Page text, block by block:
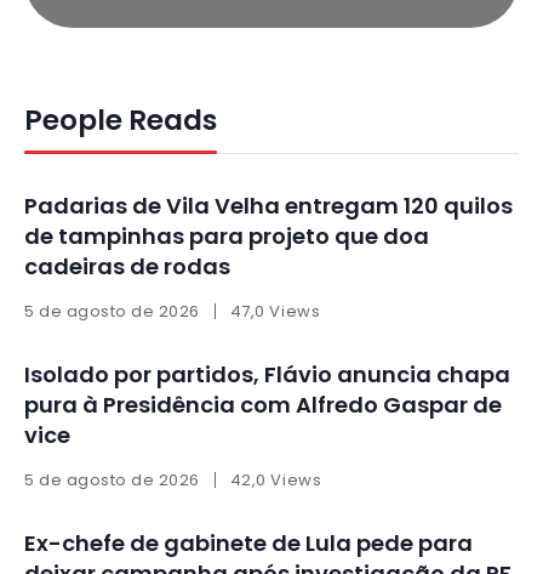
People Reads
Padarias de Vila Velha entregam 120 quilos
de tampinhas para projeto que doa
cadeiras de rodas
5 de agosto de 2026 47,0 Views
Isolado por partidos, Flávio anuncia chapa
pura à Presidência com Alfredo Gaspar de
vice
5 de agosto de 2026 42,0 Views
Ex-chefe de gabinete de Lula pede para